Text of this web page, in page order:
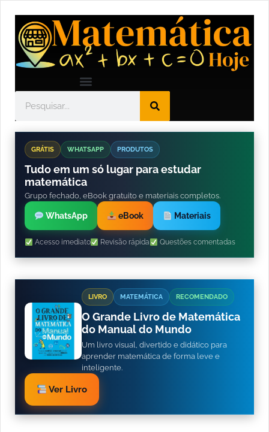
GRÁTIS WHATSAPP PRODUTOS
Tudo em um só lugar para estudar
matemática
Grupo fechado, eBook gratuito e materiais completos.
WhatsApp eBook Materiais
Acesso imediato Revisão rápida Questões comentadas
LIVRO MATEMÁTICA RECOMENDADO
O Grande Livro de Matemática
do Manual do Mundo
Um livro visual, divertido e didático para
aprender matemática de forma leve e
inteligente.
Ver Livro